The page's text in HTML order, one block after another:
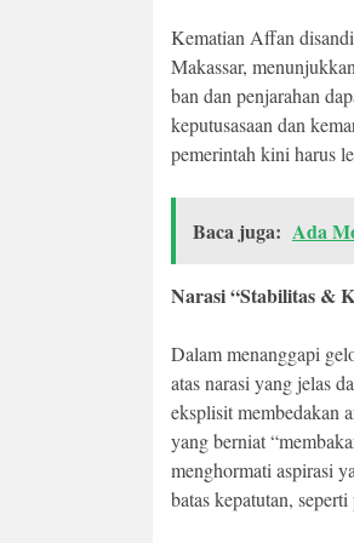
Kematian Affan
Makassar,
ban dan penjarahan
keputusasaan dan
pemerintah kini harus
Baca juga: Ada
Narasi “Stabilitas &
Dalam menanggapi
atas narasi yang jelas
eksplisit membedakan
yang berniat
menghormati aspirasi
batas kepatutan,